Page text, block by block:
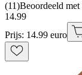
(11)Beoordeeld
14.99
Prijs: 14.99 euro